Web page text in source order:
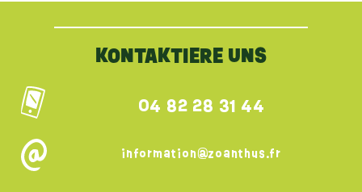
KONTAKTIERE UNS
04 82 28 31 44
information@zoanthus.fr